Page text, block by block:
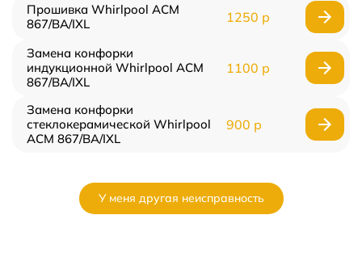
Прошивка Whirlpool ACM
867/BA/IXL
1250 р
Замена конфорки
индукционной Whirlpool ACM
867/BA/IXL
1100 р
Замена конфорки
стеклокерамической Whirlpool
ACM 867/BA/IXL
900 р
У меня другая неисправность